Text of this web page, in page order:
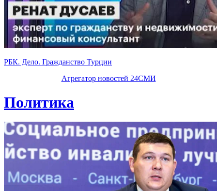
РБК. Дело. Гражданство Турции
Агрегатор новостей 24СМИ
Политика